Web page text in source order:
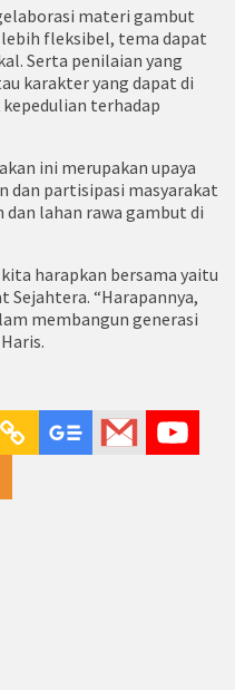
materi gambut
fleksibel, tema dapat
Serta penilaian yang
karakter yang dapat di
terhadap
ini merupakan upaya
dan partisipasi masyarakat
lahan rawa gambut di
harapkan bersama yaitu
Sejahtera. “Harapannya,
membangun generasi